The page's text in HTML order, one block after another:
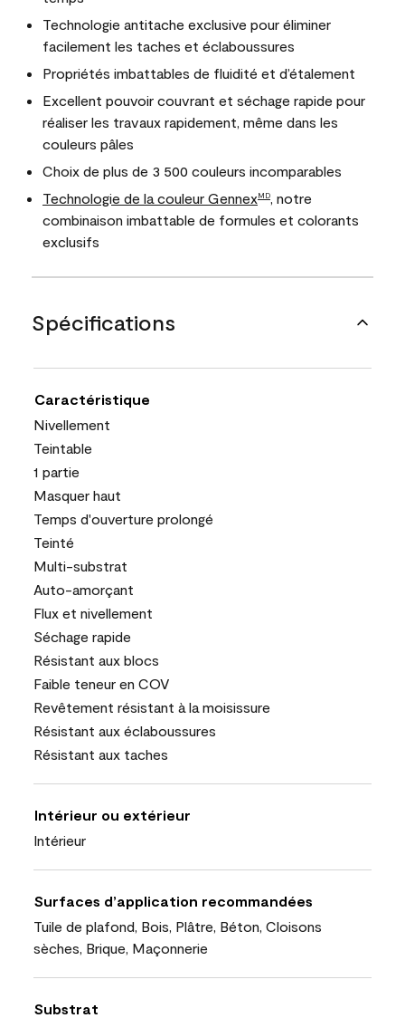
Technologie antitache exclusive pour éliminer
facilement les taches et éclaboussures
Propriétés imbattables de fluidité et d’étalement
Excellent pouvoir couvrant et séchage rapide pour
réaliser les travaux rapidement, même dans les
couleurs pâles
Choix de plus de 3 500 couleurs incomparables
Technologie de la couleur GennexMD
, notre
combinaison imbattable de formules et colorants
exclusifs
Spécifications
Caractéristique
Nivellement
Teintable
1 partie
Masquer haut
Temps d'ouverture prolongé
Teinté
Multi-substrat
Auto-amorçant
Flux et nivellement
Séchage rapide
Résistant aux blocs
Faible teneur en COV
Revêtement résistant à la moisissure
Résistant aux éclaboussures
Résistant aux taches
Intérieur ou extérieur
Intérieur
Surfaces d’application recommandées
Tuile de plafond, Bois, Plâtre, Béton, Cloisons
sèches, Brique, Maçonnerie
Substrat